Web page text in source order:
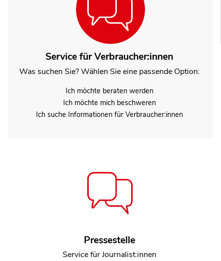
Service für Verbraucher:innen
Was suchen Sie? Wählen Sie eine passende Option:
Ich möchte beraten werden
Ich möchte mich beschweren
Ich suche Informationen für Verbraucher:innen
Pressestelle
Service für Journalist:innen
Christiane Seidel
Leiterin Team Lebensmittel